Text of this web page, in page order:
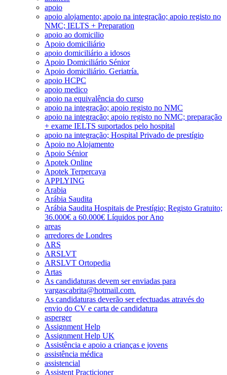
apoio
apoio alojamento; apoio na integração; apoio registo no
NMC; IELTS + Preparation
apoio ao domicilio
Apoio domiciliário
apoio domiciliário a idosos
Apoio Domiciliário Sénior
Apoio domiciliário. Geriatría.
apoio HCPC
apoio medico
apoio na equivalência do curso
apoio na integração; apoio registo no NMC
apoio na integração; apoio registo no NMC; preparação
+ exame IELTS suportados pelo hospital
apoio na integração; Hospital Privado de prestígio
Apoio no Alojamento
Apoio Sénior
Apotek Online
Apotek Terpercaya
APPLYING
Arabia
Arábia Saudita
Arábia Saudita Hospitais de Prestígio; Registo Gratuito;
36.000€ a 60.000€ Líquidos por Ano
areas
arredores de Londres
ARS
ARSLVT
ARSLVT Ortopedia
Artas
As candidaturas devem ser enviadas para
vargascabrita@hotmail.com.
As candidaturas deverão ser efectuadas através do
envio do CV e carta de candidatura
asperger
Assignment Help
Assignment Help UK
Assistência e apoio a crianças e jovens
assistência médica
assistencial
Assistent Practicioner